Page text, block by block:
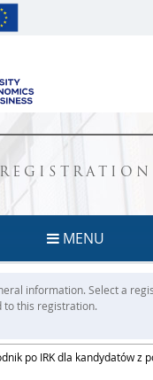
REGISTRATION
MENU
information. Select a
to this registration.
po IRK dla kandydatów z